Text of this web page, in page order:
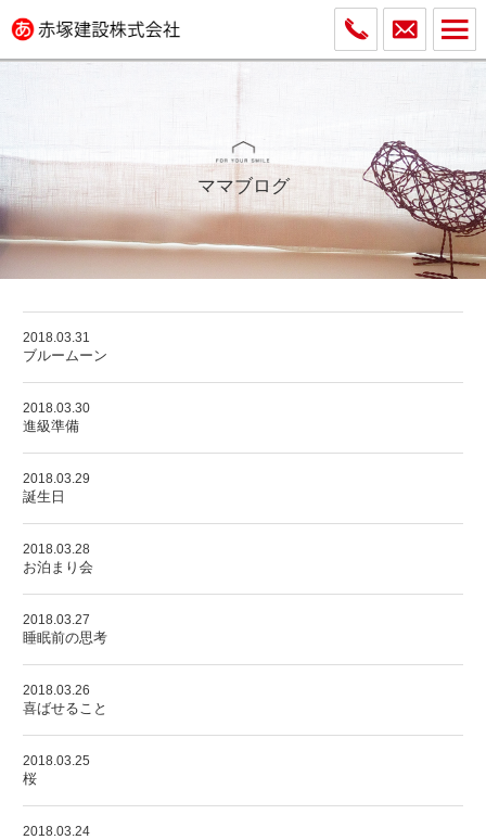
ママブログ
2018.03.31
ブルームーン
2018.03.30
進級準備
2018.03.29
誕生日
2018.03.28
お泊まり会
2018.03.27
睡眠前の思考
2018.03.26
喜ばせること
2018.03.25
桜
2018.03.24